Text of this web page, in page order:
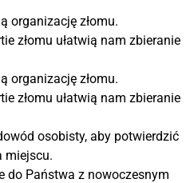
organizację złomu.
złomu ułatwią nam zbieranie
organizację złomu.
złomu ułatwią nam zbieranie
osobisty, aby potwierdzić
miejscu.
do Państwa z nowoczesnym